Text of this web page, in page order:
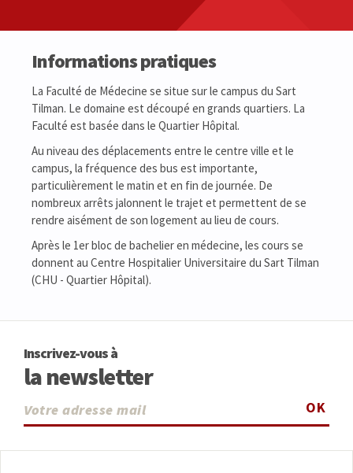
Informations pratiques
La Faculté de Médecine se situe sur le campus du Sart
Tilman. Le domaine est découpé en grands quartiers. La
Faculté est basée dans le Quartier Hôpital.
Au niveau des déplacements entre le centre ville et le
campus, la fréquence des bus est importante,
particulièrement le matin et en fin de journée. De
nombreux arrêts jalonnent le trajet et permettent de se
rendre aisément de son logement au lieu de cours.
Après le 1er bloc de bachelier en médecine, les cours se
donnent au Centre Hospitalier Universitaire du Sart Tilman
(CHU - Quartier Hôpital).
Inscrivez-vous à
la newsletter
OK